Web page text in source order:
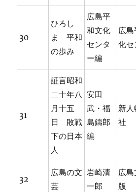
30
ひろし
ま 平和
の歩み
広島平
和文化
センタ
ー編
広島
化セ
31
証言昭和
二十年八
月十五
日 敗戦
下の日本
人
安田
武・福
島鑄郎
編
新
社
32
広島の文
芸
岩崎清
一郎
広島
版